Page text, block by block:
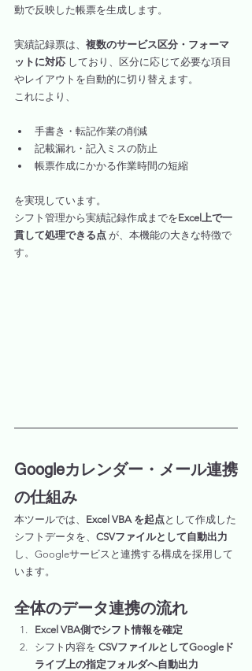
動で反映した帳票を生成します。
実績記録票は、 複数のサービス区分・フォーマ
ットに対応 しており、区分に応じて必要な項目
やレイアウトを自動的に切り替えます。
これにより、
手書き・転記作業の削減
記載漏れ・記入ミスの防止
帳票作成にかかる作業時間の短縮
を実現しています。
シフト管理から実績記録作成までをExcel上で一
貫して処理できる点 が、本機能の大きな特徴で
す。
Googleカレンダー・メール連携
の仕組み
本ツールでは、 Excel VBA を起点として作成した
シフトデータを、 CSVファイルとして自動出力
し、Googleサービスと連携する構成を採用して
います。
全体のデータ連携の流れ
Excel VBA側でシフト情報を確定
シフト内容を CSVファイルとしてGoogleド
ライブ上の指定フォルダへ自動出力